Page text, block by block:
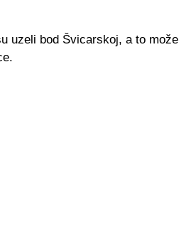
uzeli bod Švicarskoj, a to može